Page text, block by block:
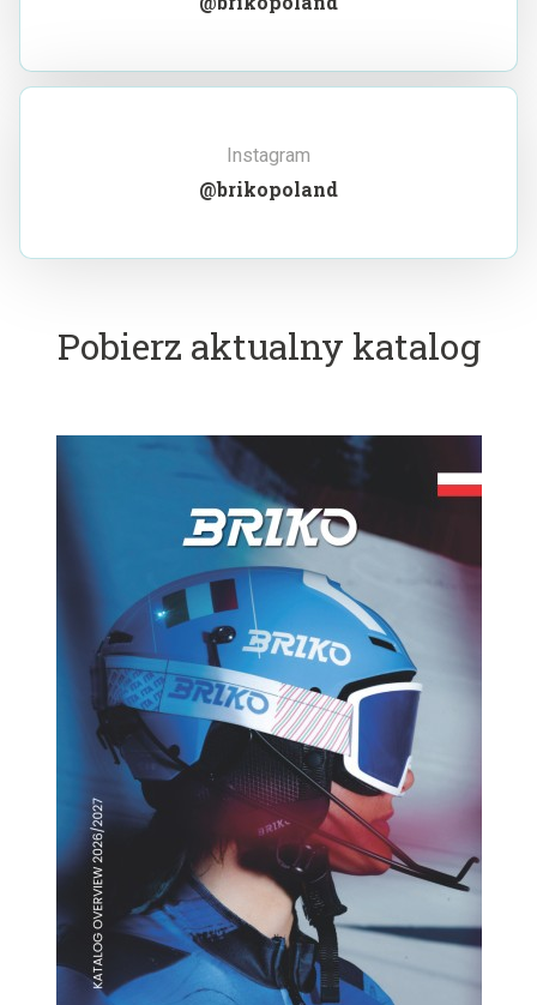
Instagram
@brikopoland
Pobierz aktualny katalog